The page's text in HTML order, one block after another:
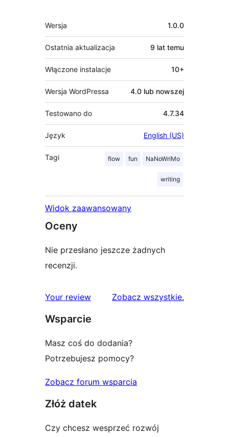
Meta
Wersja 1.0.0
Ostatnia aktualizacja 9 lat temu
Włączone instalacje 10+
Wersja WordPressa 4.0 lub nowszej
Testowano do 4.7.34
Język English (US)
Tagi flow fun NaNoWriMo
writing
Widok zaawansowany
Oceny
Nie przesłano jeszcze żadnych
recenzji.
Your review Zobacz wszystkierecenzje
.
Wsparcie
Masz coś do dodania?
Potrzebujesz pomocy?
Zobacz forum wsparcia
Złóż datek
Czy chcesz wesprzeć rozwój